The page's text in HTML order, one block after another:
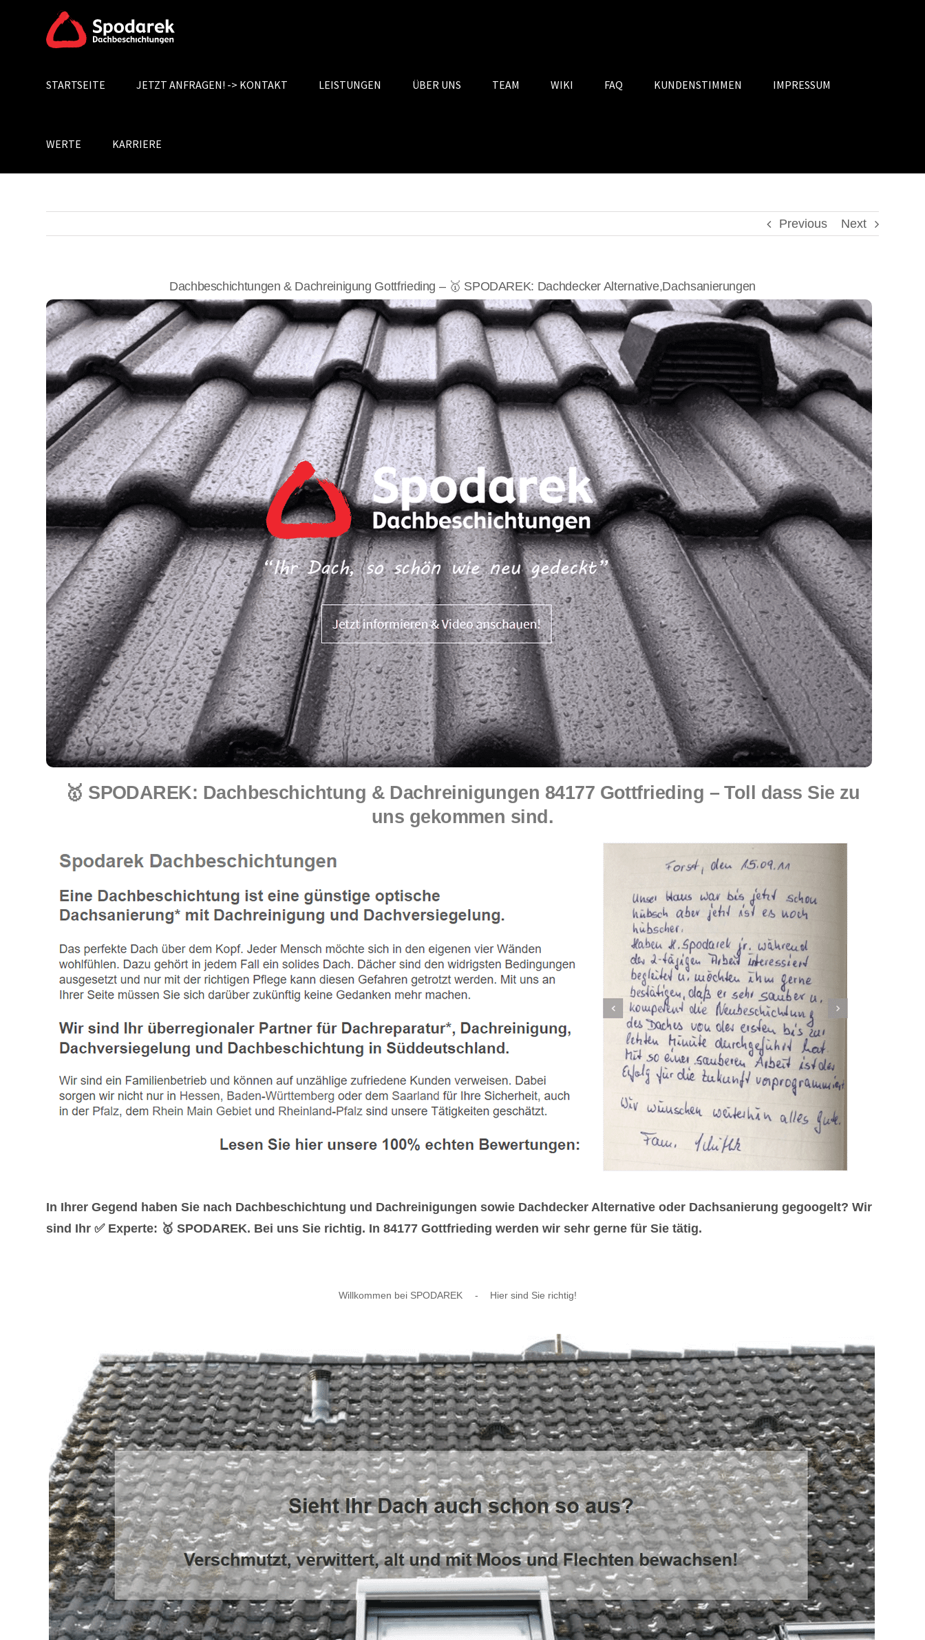
Search
STARTSEITE JETZT ANFRAGEN! -> KONTAKT LEISTUNGEN ÜBER UNS TEAM WIKI FAQ KUNDENSTIMMEN IMPRESSUM
WERTE KARRIERE
Previous Next
Dachbeschichtungen & Dachreinigung Gottfrieding – 🥇 SPODAREK: Dachdecker Alternative,Dachsanierungen
🥇 SPODAREK: Dachbeschichtung & Dachreinigungen 84177 Gottfrieding – Toll dass Sie zu
uns gekommen sind.
In Ihrer Gegend haben Sie nach Dachbeschichtung und Dachreinigungen sowie Dachdecker Alternative oder Dachsanierung gegoogelt? Wir
sind Ihr ✅ Experte: 🥇 SPODAREK. Bei uns Sie richtig. In 84177 Gottfrieding werden wir sehr gerne für Sie tätig.
Willkommen bei SPODAREK - Hier sind Sie richtig!